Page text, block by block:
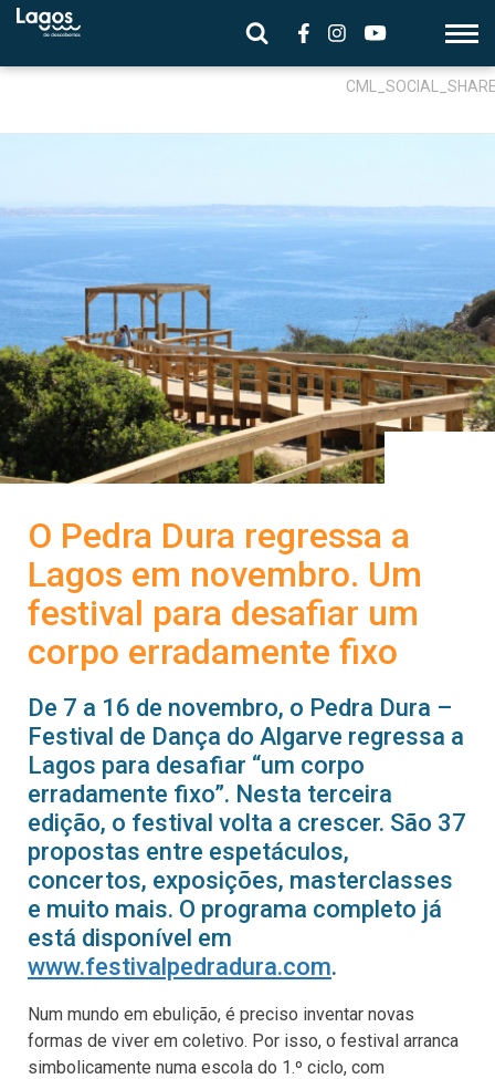
O Pedra Dura regressa a
Lagos em novembro. Um
festival para desafiar um
corpo erradamente fixo
De 7 a 16 de novembro, o Pedra Dura –
Festival de Dança do Algarve regressa a
Lagos para desafiar “um corpo
erradamente fixo”. Nesta terceira
edição, o festival volta a crescer. São 37
propostas entre espetáculos,
concertos, exposições, masterclasses
e muito mais. O programa completo já
está disponível em
www.festivalpedradura.com.
Num mundo em ebulição, é preciso inventar novas
formas de viver em coletivo. Por isso, o festival arranca
simbolicamente numa escola do 1.º ciclo, com